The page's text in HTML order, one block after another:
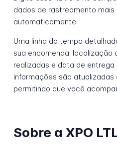
dados de rastreamento
automaticamente.
Uma linha do tempo
sua encomenda:
realizadas e data de entrega
informações são
permitindo que você
Sobre a XPO